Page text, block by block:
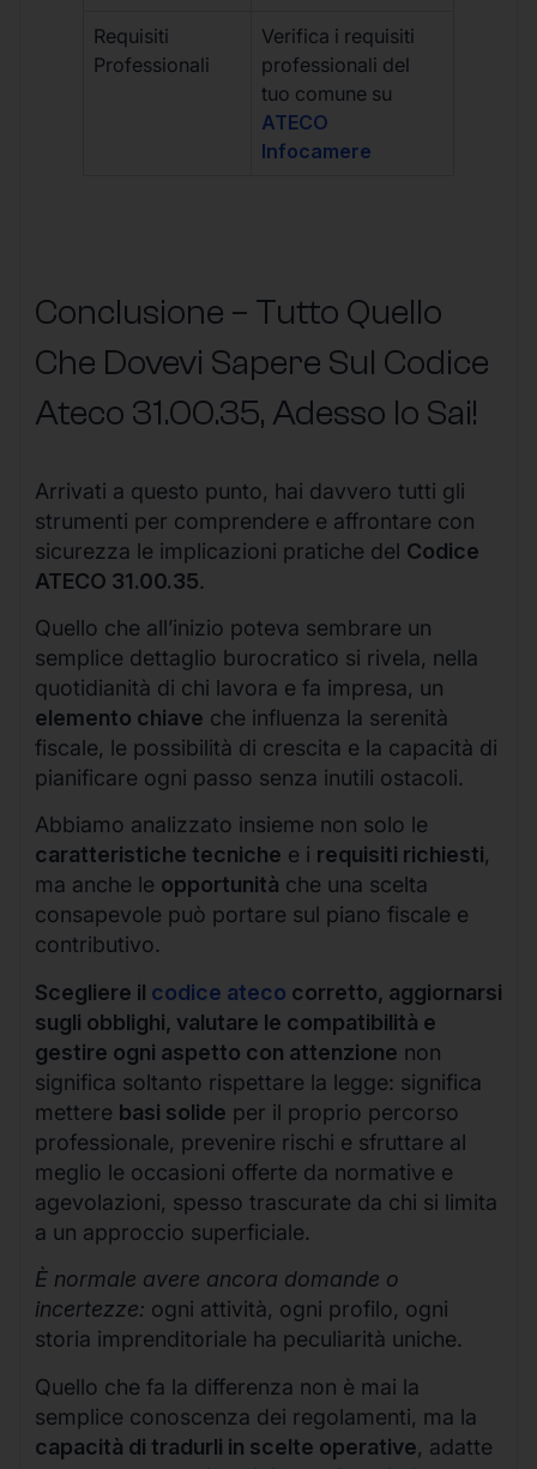
Requisiti
Professionali
Verifica i requisiti
professionali del
tuo comune su
ATECO
Infocamere
Conclusione – Tutto Quello
Che Dovevi Sapere Sul Codice
Ateco 31.00.35, Adesso lo Sai!
Arrivati a questo punto, hai davvero tutti gli
strumenti per comprendere e affrontare con
sicurezza le implicazioni pratiche del Codice
ATECO 31.00.35.
Quello che all’inizio poteva sembrare un
semplice dettaglio burocratico si rivela, nella
quotidianità di chi lavora e fa impresa, un
elemento chiave che influenza la serenità
fiscale, le possibilità di crescita e la capacità di
pianificare ogni passo senza inutili ostacoli.
Abbiamo analizzato insieme non solo le
caratteristiche tecniche e i requisiti richiesti,
ma anche le opportunità che una scelta
consapevole può portare sul piano fiscale e
contributivo.
Scegliere il codice ateco corretto, aggiornarsi
sugli obblighi, valutare le compatibilità e
gestire ogni aspetto con attenzione non
significa soltanto rispettare la legge: significa
mettere basi solide per il proprio percorso
professionale, prevenire rischi e sfruttare al
meglio le occasioni offerte da normative e
agevolazioni, spesso trascurate da chi si limita
a un approccio superficiale.
È normale avere ancora domande o
incertezze: ogni attività, ogni profilo, ogni
storia imprenditoriale ha peculiarità uniche.
Quello che fa la differenza non è mai la
semplice conoscenza dei regolamenti, ma la
capacità di tradurli in scelte operative, adatte